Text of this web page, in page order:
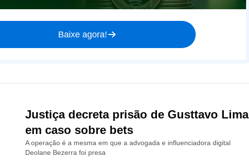
Baixe agora!
Justiça decreta prisão de Gusttavo Lima
em caso sobre bets
A operação é a mesma em que a advogada e influenciadora digital
Deolane Bezerra foi presa